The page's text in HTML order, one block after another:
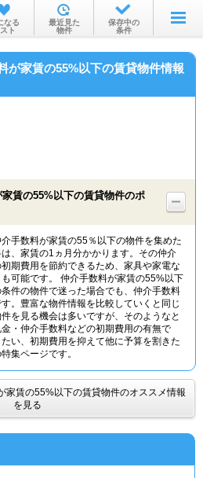
部屋を探す
沿線・駅から
不動産会社から
なる
ト
最近見た
物件
保存中の
条件
が家賃の55%以下の賃貸物件情報
賃の55%以下の賃貸物件のポ
手数料が家賃の55％以下の物件を集めた
、家賃の1ヵ月分かかります。その仲介
期費用を節約できるため、家具や家電な
可能です。 仲介手数料が家賃の55%以下
件の物件で迷った場合でも、仲介手数料
。豊富な物件情報を比較していくと同じ
を見る機会は多いですが、そのようなと
・仲介手数料などの初期費用の有無で
い、初期費用を抑えて他に予算を割きた
集ページです。
家賃の55%以下の賃貸物件のオススメ情報
を見る